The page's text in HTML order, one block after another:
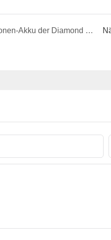
Halbfester Lithium-Ionen-Akku der Diamond Smart-Serie mit BMS: Hochleistungsleistung für Drohnen, Robotik und mehr